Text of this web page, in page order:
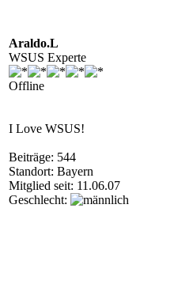
Araldo.L
WSUS Experte
Offline
I Love WSUS!
Beiträge: 544
Standort: Bayern
Mitglied seit: 11.06.07
Geschlecht: